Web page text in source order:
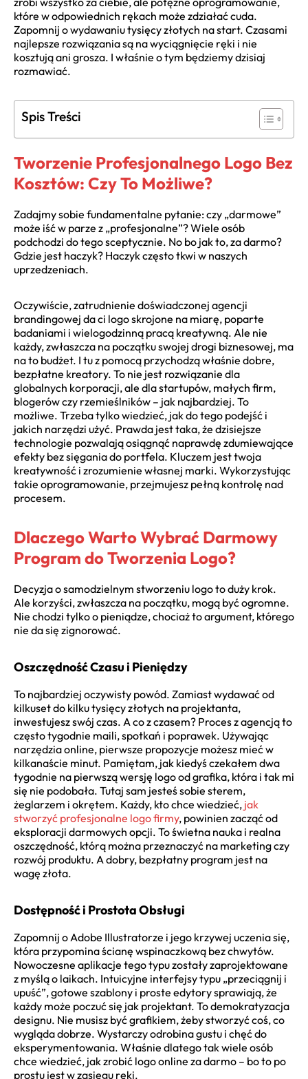
które w odpowiednich rękach może zdziałać cuda.
Zapomnij o wydawaniu tysięcy złotych na start. Czasami
najlepsze rozwiązania są na wyciągnięcie ręki i nie
kosztują ani grosza. I właśnie o tym będziemy dzisiaj
rozmawiać.
Spis Treści
Tworzenie Profesjonalnego Logo Bez
Kosztów: Czy To Możliwe?
Zadajmy sobie fundamentalne pytanie: czy „darmowe”
może iść w parze z „profesjonalne”? Wiele osób
podchodzi do tego sceptycznie. No bo jak to, za darmo?
Gdzie jest haczyk? Haczyk często tkwi w naszych
uprzedzeniach.
Oczywiście, zatrudnienie doświadczonej agencji
brandingowej da ci logo skrojone na miarę, poparte
badaniami i wielogodzinną pracą kreatywną. Ale nie
każdy, zwłaszcza na początku swojej drogi biznesowej, ma
na to budżet. I tu z pomocą przychodzą właśnie dobre,
bezpłatne kreatory. To nie jest rozwiązanie dla
globalnych korporacji, ale dla startupów, małych firm,
blogerów czy rzemieślników – jak najbardziej. To
możliwe. Trzeba tylko wiedzieć, jak do tego podejść i
jakich narzędzi użyć. Prawda jest taka, że dzisiejsze
technologie pozwalają osiągnąć naprawdę zdumiewające
efekty bez sięgania do portfela. Kluczem jest twoja
kreatywność i zrozumienie własnej marki. Wykorzystując
takie oprogramowanie, przejmujesz pełną kontrolę nad
procesem.
Dlaczego Warto Wybrać Darmowy
Program do Tworzenia Logo?
Decyzja o samodzielnym stworzeniu logo to duży krok.
Ale korzyści, zwłaszcza na początku, mogą być ogromne.
Nie chodzi tylko o pieniądze, chociaż to argument, którego
nie da się zignorować.
Oszczędność Czasu i Pieniędzy
To najbardziej oczywisty powód. Zamiast wydawać od
kilkuset do kilku tysięcy złotych na projektanta,
inwestujesz swój czas. A co z czasem? Proces z agencją to
często tygodnie maili, spotkań i poprawek. Używając
narzędzia online, pierwsze propozycje możesz mieć w
kilkanaście minut. Pamiętam, jak kiedyś czekałem dwa
tygodnie na pierwszą wersję logo od grafika, która i tak mi
się nie podobała. Tutaj sam jesteś sobie sterem,
żeglarzem i okrętem. Każdy, kto chce wiedzieć, jak
stworzyć profesjonalne logo firmy, powinien zacząć od
eksploracji darmowych opcji. To świetna nauka i realna
oszczędność, którą można przeznaczyć na marketing czy
rozwój produktu. A dobry, bezpłatny program jest na
wagę złota.
Dostępność i Prostota Obsługi
Zapomnij o Adobe Illustratorze i jego krzywej uczenia się,
która przypomina ścianę wspinaczkową bez chwytów.
Nowoczesne aplikacje tego typu zostały zaprojektowane
z myślą o laikach. Intuicyjne interfejsy typu „przeciągnij i
upuść”, gotowe szablony i proste edytory sprawiają, że
każdy może poczuć się jak projektant. To demokratyzacja
designu. Nie musisz być grafikiem, żeby stworzyć coś, co
wygląda dobrze. Wystarczy odrobina gustu i chęć do
eksperymentowania. Właśnie dlatego tak wiele osób
chce wiedzieć, jak zrobić logo online za darmo – bo to po
prostu jest w zasięgu ręki.